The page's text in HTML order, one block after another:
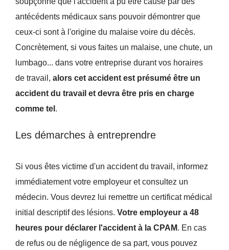
antécédents médicaux sans pouvoir démontrer que
ceux-ci sont à l'origine du malaise voire du décès.
Concrètement, si vous faites un malaise, une chute, un
lumbago... dans votre entreprise durant vos horaires
de travail, alors cet accident est présumé être un
accident du travail et devra être pris en charge
comme tel .
Les démarches à entreprendre
Si vous êtes victime d'un accident du travail, informez
immédiatement votre employeur et consultez un
médecin. Vous devrez lui remettre un certificat médical
initial descriptif des lésions. Votre employeur a 48
heures pour déclarer l'accident à la CPAM. En cas
de refus ou de négligence de sa part, vous pouvez